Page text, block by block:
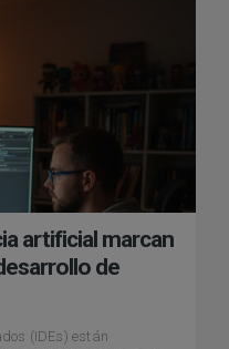
artificial marcan
de
(IDEs) están